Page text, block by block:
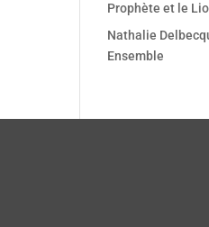
Prophète et le
Nathalie
Ensemble